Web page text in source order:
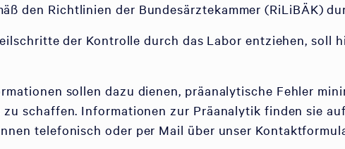
den Richtlinien der Bundesärztekammer (RiLiBÄK)
der Kontrolle durch das Labor entziehen, soll
sollen dazu dienen, präanalytische Fehler
schaffen. Informationen zur Präanalytik finden sie
telefonisch oder per Mail über unser